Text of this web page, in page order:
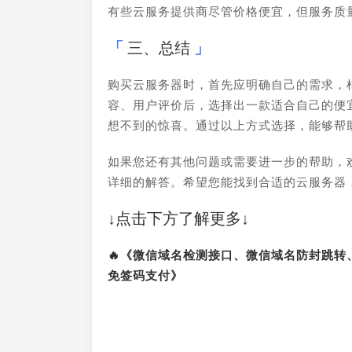
有些云服务提供商尽管价格便宜，但服务
三、总结
购买云服务器时，首先应明确自己的需求
容、用户评价后，选择出一款适合自己的
想不到的惊喜。通过以上方式选择，能够
如果您还有其他问题或需要进一步的帮助
详细的解答。希望您能找到合适的云服务
↓点击下方了解更多↓
🔥《微信域名检测接口、微信域名防封跳
免签码支付》